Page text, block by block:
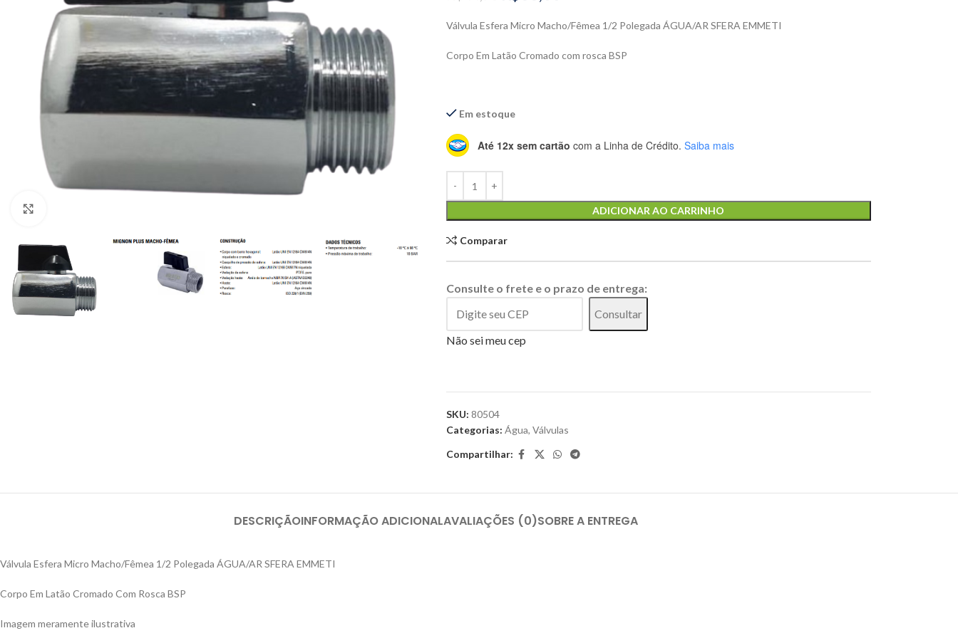
Válvula Esfera Micro Macho/Fêmea 1/2 Polegada ÁGUA/AR SFERA EMMETI
Corpo Em Latão Cromado com rosca BSP
Em estoque
Até 12x sem cartão com a Linha de Crédito. Saiba mais
ADICIONAR AO CARRINHO
Comparar
Consulte o frete e o prazo de entrega:
Consultar
Não sei meu cep
SKU: 80504
Categorias: Água, Válvulas
Compartilhar:
DESCRIÇÃOINFORMAÇÃO ADICIONALAVALIAÇÕES (0)SOBRE A ENTREGA
Válvula Esfera Micro Macho/Fêmea 1/2 Polegada ÁGUA/AR SFERA EMMETI
Corpo Em Latão Cromado Com Rosca BSP
Imagem meramente ilustrativa